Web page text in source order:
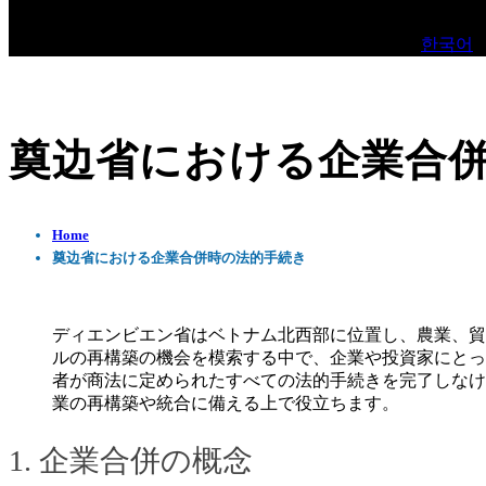
한국어
奠边省における企業合
Home
奠边省における企業合併時の法的手続き
ディエンビエン省はベトナム北西部に位置し、農業、
ルの再構築の機会を模索する中で、企業や投資家にと
者が商法に定められたすべての法的手続きを完了しな
業の再構築や統合に備える上で役立ちます。
1. 企業合併の概念